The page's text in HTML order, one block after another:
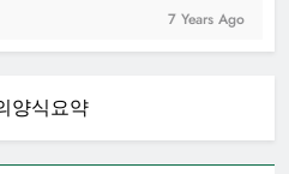
7 Years Ago
양식요약